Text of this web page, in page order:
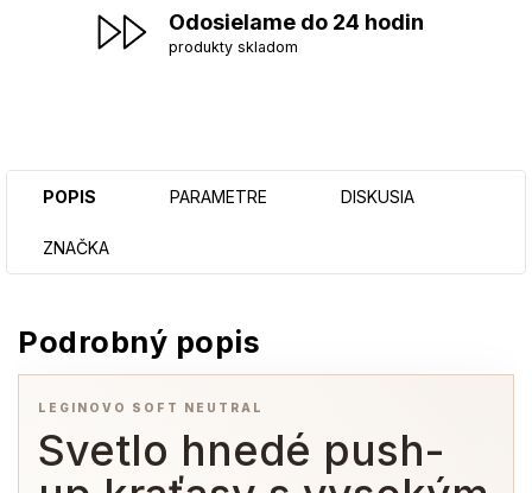
Odosielame do 24 hodin
produkty skladom
POPIS PARAMETRE DISKUSIA
ZNAČKA
Podrobný popis
LEGINOVO SOFT NEUTRAL
Svetlo hnedé push-